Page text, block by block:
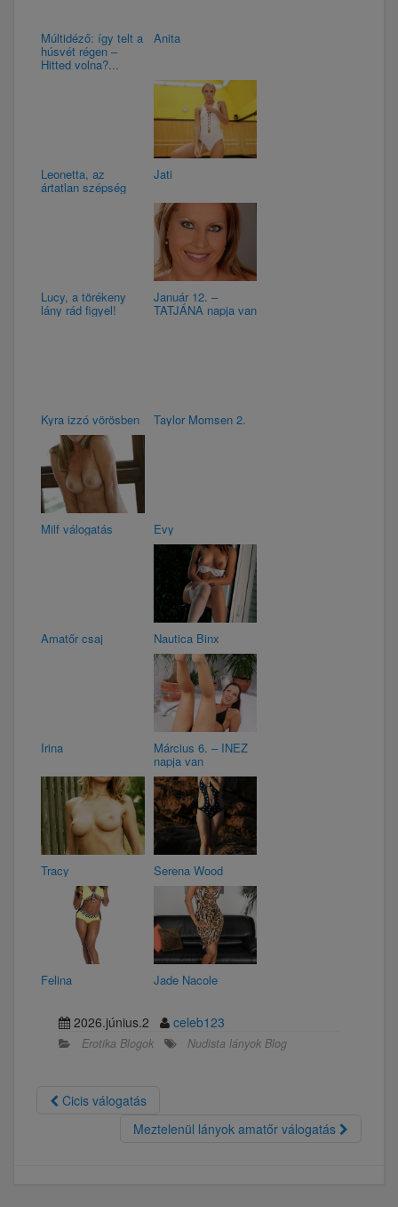
Múltidéző: így telt a
húsvét régen –
Hitted volna?...
Anita
Leonetta, az
ártatlan szépség
Jati
Lucy, a törékeny
lány rád figyel!
Január 12. –
TATJÁNA napja van
Kyra izzó vörösben Taylor Momsen 2.
Milf válogatás Evy
Amatőr csaj Nautica Binx
Irina Március 6. – INEZ
napja van
Tracy Serena Wood
Felina Jade Nacole
2026.június.2 celeb123
Erotika Blogok Nudista lányok Blog
Cicis válogatás
Meztelenül lányok amatőr válogatás